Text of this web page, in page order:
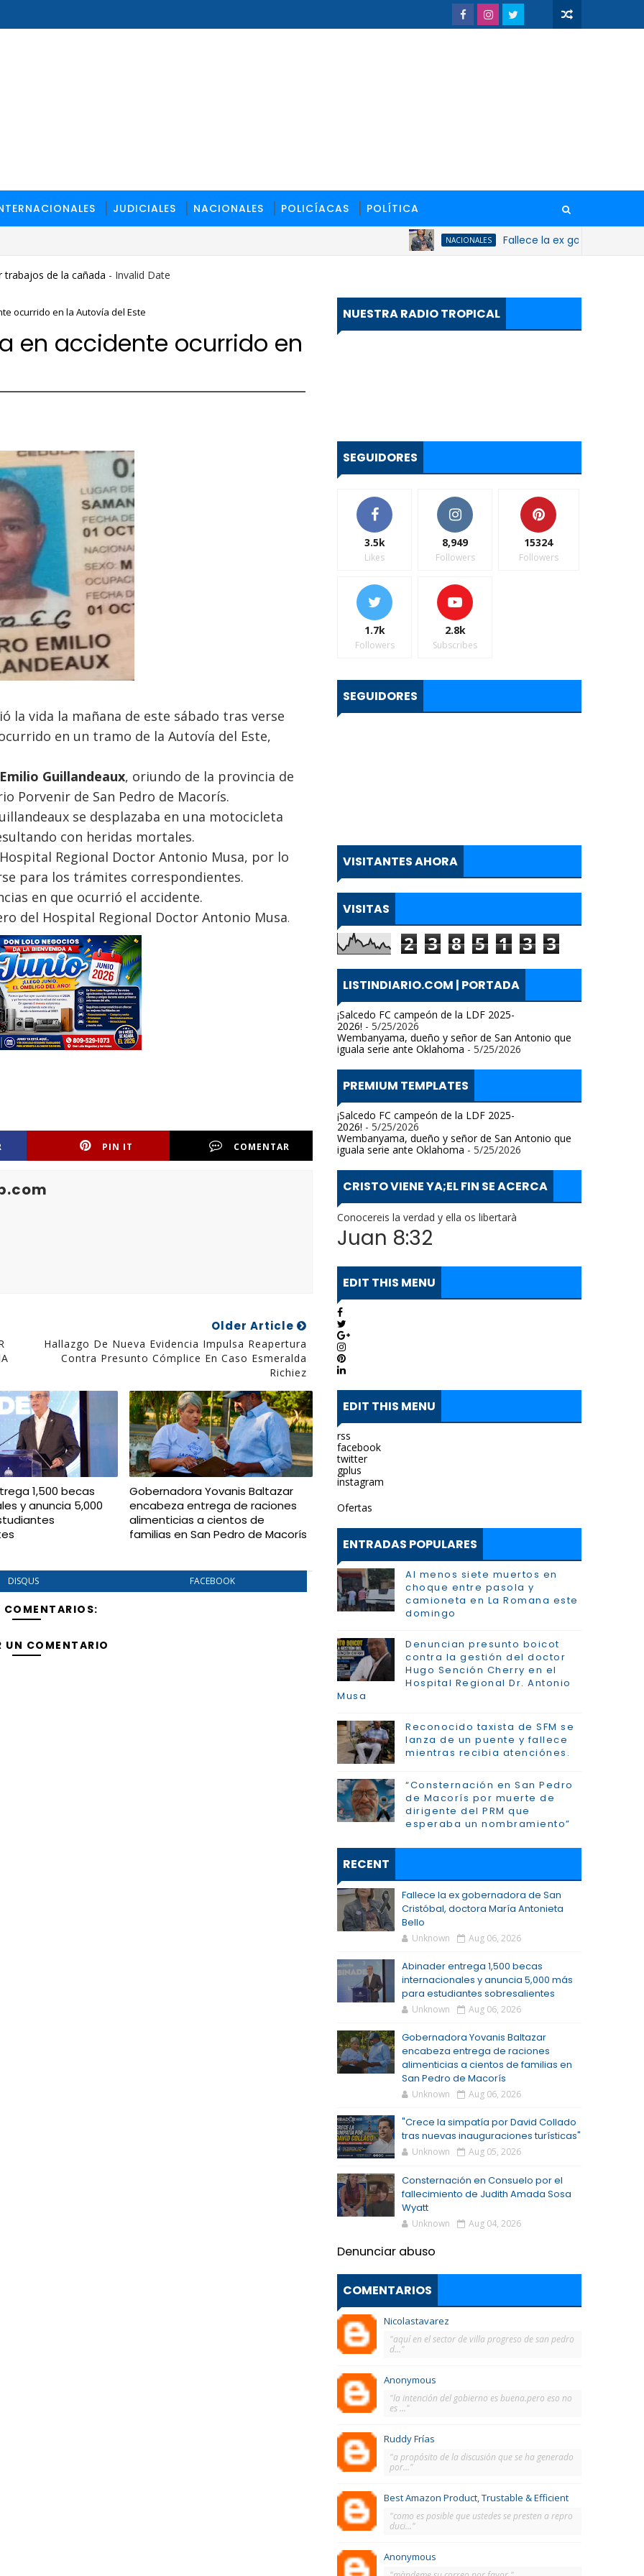
JUDICIALES NACIONALES POLICÍACAS POLÍTICA
NACIONALES Fallece la ex gobernadora de San
trabajos de la cañada - Invalid Date
ocurrido en la Autovía del Este
en accidente ocurrido en
la vida la mañana de este sábado tras verse
en un tramo de la Autovía del Este,
Guillandeaux, oriundo de la provincia de
Porvenir de San Pedro de Macorís.
se desplazaba en una motocicleta
con heridas mortales.
Regional Doctor Antonio Musa, por lo
para los trámites correspondientes.
en que ocurrió el accidente.
del Hospital Regional Doctor Antonio Musa.
PIN IT COMENTAR
Older Article
Hallazgo De Nueva Evidencia Impulsa Reapertura
Contra Presunto Cómplice En Caso Esmeralda
Richiez
1,500 becas
y anuncia 5,000
Gobernadora Yovanis Baltazar
encabeza entrega de raciones
alimenticias a cientos de
familias en San Pedro de Macorís
DISQUS FACEBOOK
COMENTARIOS:
UN COMENTARIO
NUESTRA RADIO TROPICAL
SEGUIDORES
3.5k
Likes
8,949
Followers
15324
Followers
1.7k
Followers
2.8k
Subscribes
SEGUIDORES
VISITANTES AHORA
VISITAS
2 3 8 5 1 3 3
LISTINDIARIO.COM | PORTADA
¡Salcedo FC campeón de la LDF 2025-
2026! - 5/25/2026
Wembanyama, dueño y señor de San Antonio que
iguala serie ante Oklahoma - 5/25/2026
PREMIUM TEMPLATES
¡Salcedo FC campeón de la LDF 2025-
2026! - 5/25/2026
Wembanyama, dueño y señor de San Antonio que
iguala serie ante Oklahoma - 5/25/2026
CRISTO VIENE YA;EL FIN SE ACERCA
Conocereis la verdad y ella os libertarà
Juan 8:32
EDIT THIS MENU
EDIT THIS MENU
rss
facebook
twitter
gplus
instagram
Ofertas
ENTRADAS POPULARES
Al menos siete muertos en
choque entre pasola y
camioneta en La Romana este
domingo
Denuncian presunto boicot
contra la gestión del doctor
Hugo Sención Cherry en el
Hospital Regional Dr. Antonio
Musa
Reconocido taxista de SFM se
lanza de un puente y fallece
mientras recibia atenciónes.
“Consternación en San Pedro
de Macorís por muerte de
dirigente del PRM que
esperaba un nombramiento”
RECENT
Fallece la ex gobernadora de San
Cristóbal, doctora María Antonieta
Bello
Unknown Aug 06, 2026
Abinader entrega 1,500 becas
internacionales y anuncia 5,000 más
para estudiantes sobresalientes
Unknown Aug 06, 2026
Gobernadora Yovanis Baltazar
encabeza entrega de raciones
alimenticias a cientos de familias en
San Pedro de Macorís
Unknown Aug 06, 2026
"Crece la simpatía por David Collado
tras nuevas inauguraciones turísticas"
Unknown Aug 05, 2026
Consternación en Consuelo por el
fallecimiento de Judith Amada Sosa
Wyatt
Unknown Aug 04, 2026
Denunciar abuso
COMENTARIOS
Nicolastavarez
"aquí en el sector de villa progreso de san pedro
d..."
Anonymous
"la intención del gobierno es buena.pero eso no
es ..."
Ruddy Frías
"a propósito de la discusión que se ha generado
por..."
Best Amazon Product, Trustable & Efficient
"como es posible que ustedes se presten a repro
duci..."
Anonymous